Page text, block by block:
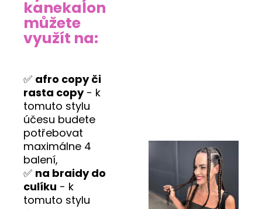
kanekalon
můžete
využít na:
✅ afro copy či
rasta copy- k
tomuto stylu
účesu budete
potřebovat
maximálne 4
balení,
✅ na braidy do
culíku - k
tomuto stylu